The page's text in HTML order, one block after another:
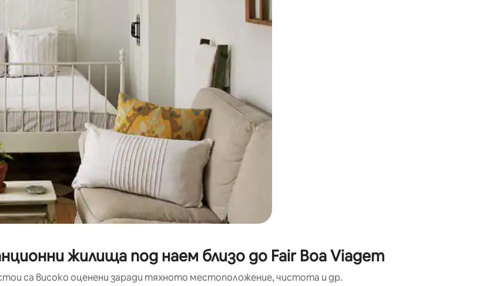
със стрелки нагоре и надолу или навигирайте с докосване или плъзгане.
жилища под наем близо до Fair Boa Viagem
са високо оценени заради тяхното местоположение, чистота и др.